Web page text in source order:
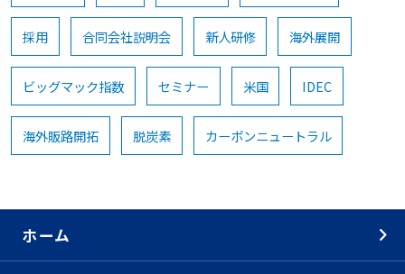
採用 合同会社説明会 新人研修 海外展開
ビッグマック指数 セミナー 米国 IDEC
海外販路開拓 脱炭素 カーボンニュートラル
ホーム